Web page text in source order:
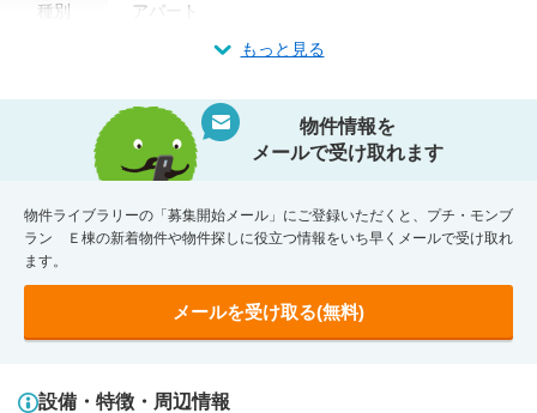
種別
アパート
もっと見る
物件情報を
メールで受け取れます
物件ライブラリーの「募集開始メール」にご登録いただくと、プチ・モンブ
ラン Ｅ棟の新着物件や物件探しに役立つ情報をいち早くメールで受け取れ
ます。
メールを受け取る(無料)
設備・特徴・周辺情報